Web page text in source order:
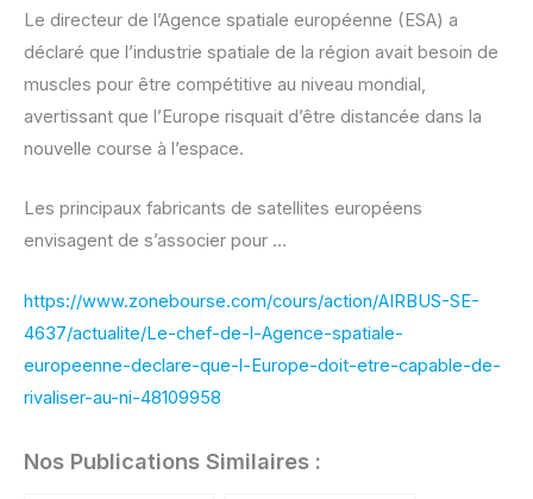
Le directeur de l’Agence spatiale européenne (ESA) a
déclaré que l’industrie spatiale de la région avait besoin de
muscles pour être compétitive au niveau mondial,
avertissant que l’Europe risquait d’être distancée dans la
nouvelle course à l’espace.
Les principaux fabricants de satellites européens
envisagent de s’associer pour …
https://www.zonebourse.com/cours/action/AIRBUS-SE-
4637/actualite/Le-chef-de-l-Agence-spatiale-
europeenne-declare-que-l-Europe-doit-etre-capable-de-
rivaliser-au-ni-48109958
Nos Publications Similaires :